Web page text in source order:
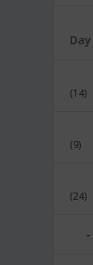
Day
(14)
(9)
(24)